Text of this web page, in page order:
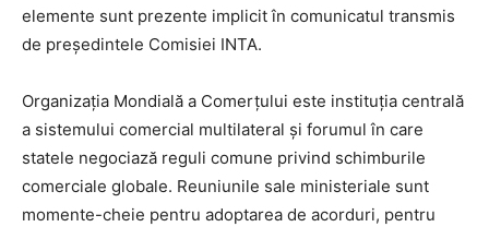
elemente sunt prezente implicit în comunicatul transmis
de președintele Comisiei INTA.
Organizația Mondială a Comerțului este instituția centrală
a sistemului comercial multilateral și forumul în care
statele negociază reguli comune privind schimburile
comerciale globale. Reuniunile sale ministeriale sunt
momente-cheie pentru adoptarea de acorduri, pentru